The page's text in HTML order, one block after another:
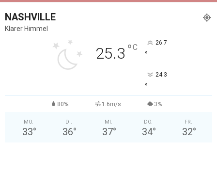
NASHVILLE
Klarer Himmel
25.3 °C 26.7
°
24.3
°
80% 1.6m/s 3%
MO.
33°
DI.
36°
MI.
37°
DO.
34°
FR.
32°